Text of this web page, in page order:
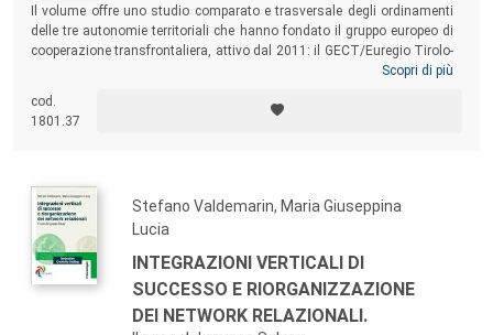
Il volume offre uno studio comparato e trasversale degli ordinamenti
delle tre autonomie territoriali che hanno fondato il gruppo europeo di
cooperazione transfrontaliera, attivo dal 2011: il GECT/Euregio Tirolo-
Alto Adige-Trentino. Per realizzare un ritratto dell’Euroregione e delle
delle singole autonomie che cooperano, guardando all’integrazione
transfrontaliera come a un cantiere aperto nel quale le esperienze degli
Scopri di più
cod.
1801.37
Stefano Valdemarin, Maria Giuseppina
Lucia
INTEGRAZIONI VERTICALI DI
SUCCESSO E RIORGANIZZAZIONE
DEI NETWORK RELAZIONALI.